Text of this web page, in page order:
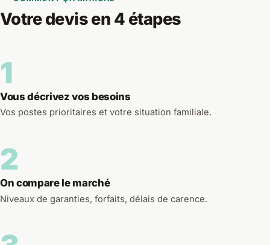
Votre devis en 4 étapes
1
Vous décrivez vos besoins
Vos postes prioritaires et votre situation familiale.
2
On compare le marché
Niveaux de garanties, forfaits, délais de carence.